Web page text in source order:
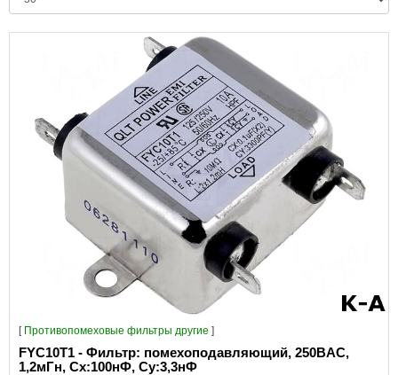
[ Противопомеховые фильтры другие ]
FYC10T1 - Фильтр: помехоподавляющий, 250ВAC,
1,2мГн, Сх:100нФ, Су:3,3нФ